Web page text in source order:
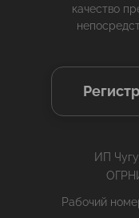
качество
ИП
Рабочий